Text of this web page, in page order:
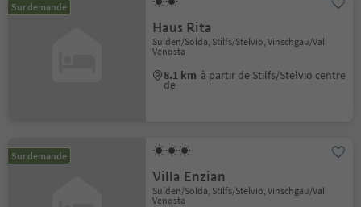
Sur demande
Haus Rita
Sulden/Solda, Stilfs/Stelvio, Vinschgau/Val
Venosta
8.1 km à partir de Stilfs/Stelvio centre
de
Sur demande
Villa Enzian
Sulden/Solda, Stilfs/Stelvio, Vinschgau/Val
Venosta